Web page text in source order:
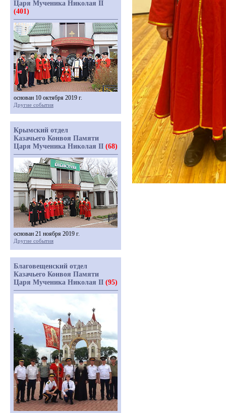
Царя Мученика Николая II
(401)
основан 10 октября 2019 г.
Другие события
Крымский отдел
Казачьего Конвоя Памяти
Царя Мученика Николая II (68)
основан 21 ноября 2019 г.
Другие события
Благовещенский отдел
Казачьего Конвоя Памяти
Царя Мученика Николая II (95)